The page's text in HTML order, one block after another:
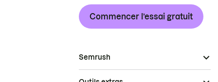
Commencer l’essai gratuit
Semrush